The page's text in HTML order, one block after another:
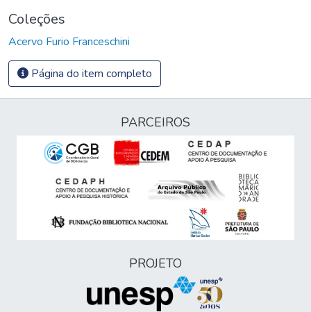
Coleções
Acervo Furio Franceschini
Página do item completo
PARCEIROS
PROJETO